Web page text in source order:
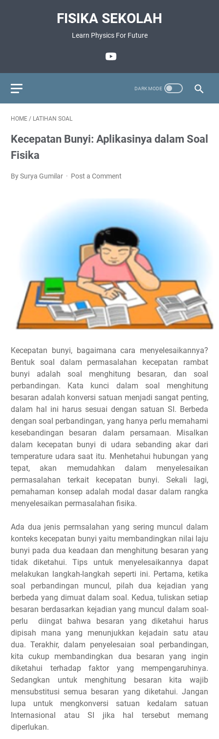
FISIKA SEKOLAH
Learn Physics For Future
HOME / LATIHAN SOAL
Kecepatan Bunyi: Aplikasinya dalam Soal
Fisika
By Surya Gumilar Post a Comment
Kecepatan bunyi, bagaimana cara menyelesaikannya?
Bentuk soal dalam permasalahan kecepatan rambat
bunyi adalah soal menghitung besaran, dan soal
perbandingan. Kata kunci dalam soal menghitung
besaran adalah konversi satuan menjadi sangat penting,
dalam hal ini harus sesuai dengan satuan SI. Berbeda
dengan soal perbandingan, yang hanya perlu memahami
kesebandingan besaran dalam persamaan. Misalkan
dalam kecepatan bunyi di udara sebanding akar dari
temperature udara saat itu. Menhetahui hubungan yang
tepat, akan memudahkan dalam menyelesaikan
permasalahan terkait kecepatan bunyi. Sekali lagi,
pemahaman konsep adalah modal dasar dalam rangka
menyelesaikan permasalahan fisika.
Ada dua jenis permsalahan yang sering muncul dalam
konteks kecepatan bunyi yaitu membandingkan nilai laju
bunyi pada dua keadaan dan menghitung besaran yang
tidak diketahui. Tips untuk menyelesaikannya dapat
melakukan langkah-langkah seperti ini. Pertama, ketika
soal perbandingan muncul, pilah dua kejadian yang
berbeda yang dimuat dalam soal. Kedua, tuliskan setiap
besaran berdasarkan kejadian yang muncul dalam soal-
perlu diingat bahwa besaran yang diketahui harus
dipisah mana yang menunjukkan kejadain satu atau
dua. Terakhir, dalam penyelesaian soal perbandingan,
kita cukup membandingkan dua besaran yang ingin
diketahui terhadap faktor yang mempengaruhinya.
Sedangkan untuk menghitung besaran kita wajib
mensubstitusi semua besaran yang diketahui. Jangan
lupa untuk mengkonversi satuan kedalam satuan
Internasional atau SI jika hal tersebut memang
diperlukan.